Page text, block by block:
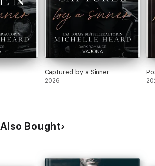
Captured by a Sinner
2026
Bought